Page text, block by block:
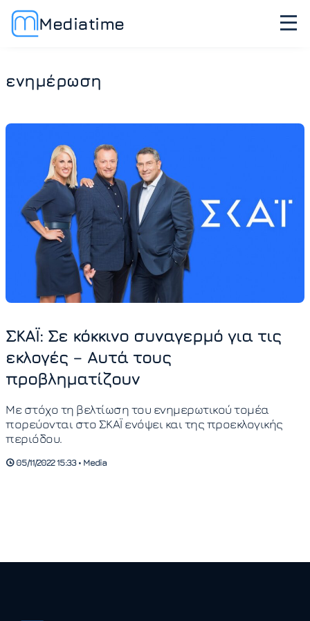
Mediatime
ενημέρωση
ΣΚΑΪ: Σε κόκκινο συναγερμό για τις
εκλογές – Αυτά τους
προβληματίζουν
Με στόχο τη βελτίωση του ενημερωτικού τομέα
πορεύονται στο ΣΚΑΪ ενόψει και της προεκλογικής
περιόδου.
05/11/2022 15:33 • Media